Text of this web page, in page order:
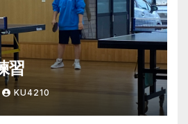
習
KU4210